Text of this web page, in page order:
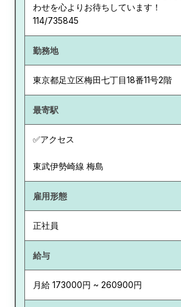
わせを心よりお待ちしています！
114/735845
勤務地
東京都足立区梅田七丁目18番11号2階
最寄駅
✅アクセス
東武伊勢崎線 梅島
雇用形態
正社員
給与
月給 173000円 ~ 260900円